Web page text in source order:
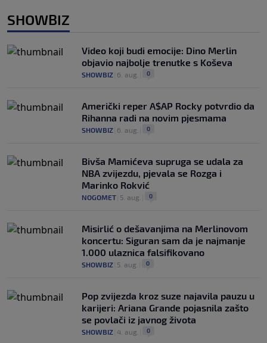
SHOWBIZ
Video koji budi emocije: Dino Merlin
objavio najbolje trenutke s Koševa
SHOWBIZ 6. aug. 0
Američki reper A$AP Rocky potvrdio da
Rihanna radi na novim pjesmama
SHOWBIZ 6. aug. 0
Bivša Mamićeva supruga se udala za
NBA zvijezdu, pjevala se Rozga i
Marinko Rokvić
NOGOMET 5. aug. 0
Misirlić o dešavanjima na Merlinovom
koncertu: Siguran sam da je najmanje
1.000 ulaznica falsifikovano
SHOWBIZ 5. aug. 0
Pop zvijezda kroz suze najavila pauzu u
karijeri: Ariana Grande pojasnila zašto
se povlači iz javnog života
SHOWBIZ 4. aug. 0